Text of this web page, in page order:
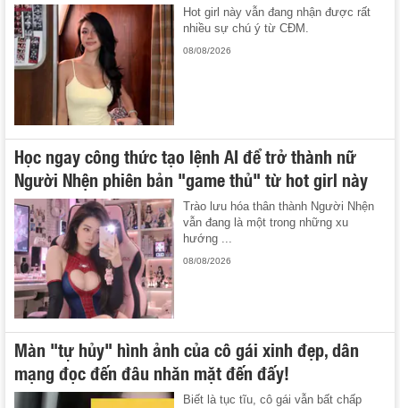
Hot girl này vẫn đang nhận được rất
nhiều sự chú ý từ CĐM.
08/08/2026
Học ngay công thức tạo lệnh AI để trở thành nữ
Người Nhện phiên bản "game thủ" từ hot girl này
Trào lưu hóa thân thành Người Nhện
vẫn đang là một trong những xu
hướng ...
08/08/2026
Màn "tự hủy" hình ảnh của cô gái xinh đẹp, dân
mạng đọc đến đâu nhăn mặt đến đấy!
Biết là tục tĩu, cô gái vẫn bất chấp